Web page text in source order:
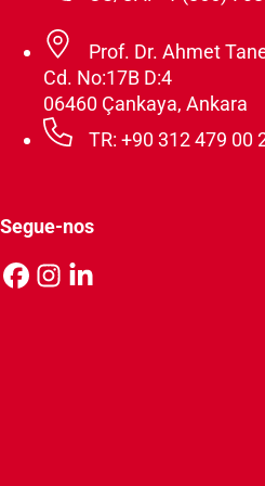
Prof. Dr. Ahmet
Cd. No:17B D:4
06460 Çankaya, Ankara
TR: +90 312 479 00
Segue-nos